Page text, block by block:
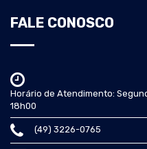
FALE CONOSCO
Horário de Atendimento:
18h00
(49) 3226-0765